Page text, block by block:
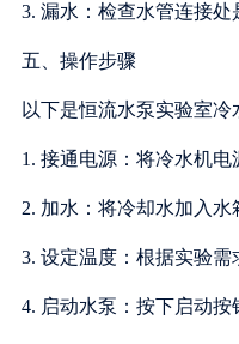
3. 漏水：检查水管连接处
五、操作步骤
以下是恒流水泵实验室冷
1. 接通电源：将冷水机电
2. 加水：将冷却水加入水
3. 设定温度：根据实验需
4. 启动水泵：按下启动按